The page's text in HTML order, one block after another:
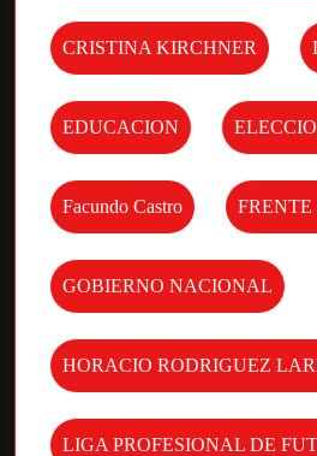
CRISTINA KIRCHNER
EDUCACION
Facundo Castro FRENTE
GOBIERNO NACIONAL
HORACIO RODRIGUEZ
LIGA PROFESIONAL DE